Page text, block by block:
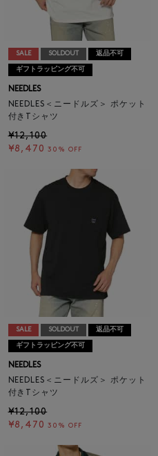
SALE SOLDOUT 返品不可
ギフトラッピング不可
NEEDLES
NEEDLES＜ニードルズ＞ ポケット
付きTシャツ
¥12,100
¥8,470 30% OFF
SALE SOLDOUT 返品不可
ギフトラッピング不可
NEEDLES
NEEDLES＜ニードルズ＞ ポケット
付きTシャツ
¥12,100
¥8,470 30% OFF